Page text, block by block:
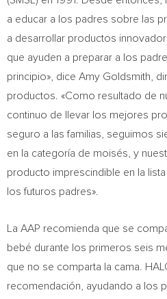
a educar a los padres sobre las
a desarrollar productos
que ayuden a preparar a los
principio», dice Amy Goldsmith ,
productos. «Como resultado de
continuo de llevar los mejores
seguro a las familias, seguimos
en la categoría de moisés, y
producto imprescindible en la
los futuros padres».
La AAP recomienda que se
bebé durante los primeros seis
que no se comparta la cama.
recomendación, ayudando a los